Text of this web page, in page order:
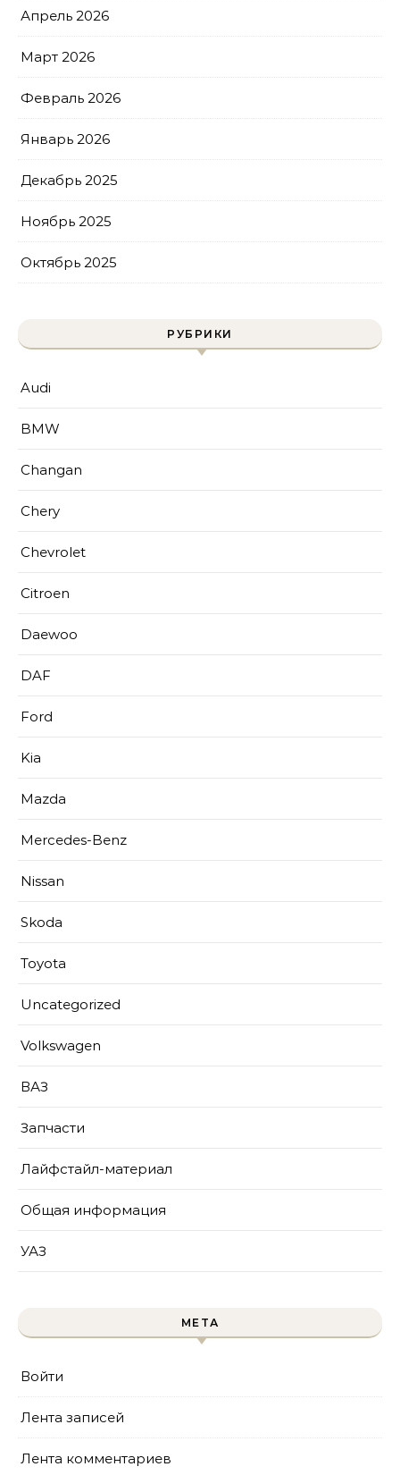
Апрель 2026
Март 2026
Февраль 2026
Январь 2026
Декабрь 2025
Ноябрь 2025
Октябрь 2025
РУБРИКИ
Audi
BMW
Changan
Chery
Chevrolet
Citroen
Daewoo
DAF
Ford
Kia
Mazda
Mercedes-Benz
Nissan
Skoda
Toyota
Uncategorized
Volkswagen
ВАЗ
Запчасти
Лайфстайл-материал
Общая информация
УАЗ
МЕТА
Войти
Лента записей
Лента комментариев